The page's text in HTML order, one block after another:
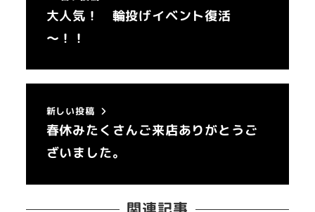
大人気！ 輪投げイベント復活
～！！
新しい投稿
春休みたくさんご来店ありがとうご
ざいました。